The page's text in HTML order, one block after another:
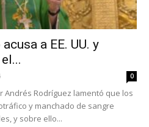
a EE. UU. y
0
Andrés Rodríguez lamentó que los
y manchado de sangre
y sobre ello...